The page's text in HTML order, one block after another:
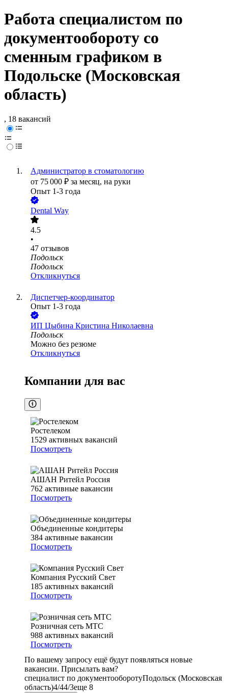
Работа специалистом по
документообороту со
сменным графиком в
Подольске (Московская
область)
, 18 вакансий
Администратор в стоматологию
от 75 000 ₽ за месяц, на руки
Опыт 1-3 года
Dental Way
4.5
•
47 отзывов
Подольск
Подольск
Откликнуться
Диспетчер-координатор
Опыт 1-3 года
ИП Цыбина Кристина Николаевна
Подольск
Можно без резюме
Откликнуться
Компании для вас
Ростелеком
1529 активных вакансий
Посмотреть
АШАН Ритейл Россия
762 активные вакансии
Посмотреть
Объединенные кондитеры
384 активные вакансии
Посмотреть
Компания Русский Свет
185 активных вакансий
Посмотреть
Розничная сеть МТС
988 активных вакансий
Посмотреть
По вашему запросу ещё будут появляться новые
вакансии. Присылать вам?
специалист по документооборотуПодольск (Московская
область)4/44/3еще 8